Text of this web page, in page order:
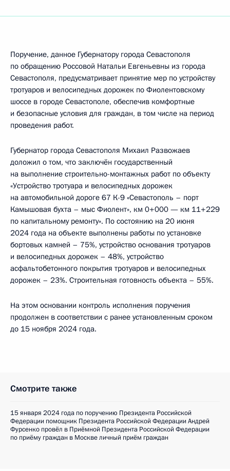
Поручение, данное Губернатору города Севастополя
по обращению Россовой Натальи Евгеньевны из города
Севастополя, предусматривает принятие мер по устройству
тротуаров и велосипедных дорожек по Фиолентовскому
шоссе в городе Севастополе, обеспечив комфортные
и безопасные условия для граждан, в том числе на период
проведения работ.
Губернатор города Севастополя Михаил Развожаев
доложил о том, что заключён государственный
на выполнение строительно-монтажных работ по объекту
«Устройство тротуара и велосипедных дорожек
на автомобильной дороге 67 К-9 «Севастополь – порт
Камышовая бухта – мыс Фиолент», км 0+000 — км 11+229
по капитальному ремонту». По состоянию на 20 июня
2024 года на объекте выполнены работы по установке
бортовых камней – 75%, устройство основания тротуаров
и велосипедных дорожек – 48%, устройство
асфальтобетонного покрытия тротуаров и велосипедных
дорожек – 23%. Строительная готовность объекта – 55%.
На этом основании контроль исполнения поручения
продолжен в соответствии с ранее установленным сроком
до 15 ноября 2024 года.
Смотрите также
15 января 2024 года по поручению Президента Российской
Федерации помощник Президента Российской Федерации Андрей
Фурсенко провёл в Приёмной Президента Российской Федерации
по приёму граждан в Москве личный приём граждан